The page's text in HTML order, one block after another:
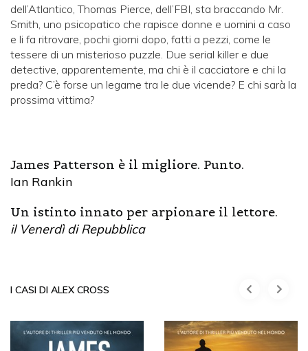
dell’Atlantico, Thomas Pierce, dell’FBI, sta braccando Mr.
Smith, uno psicopatico che rapisce donne e uomini a caso
e li fa ritrovare, pochi giorni dopo, fatti a pezzi, come le
tessere di un misterioso puzzle. Due serial killer e due
detective, apparentemente, ma chi è il cacciatore e chi la
preda? C’è forse un legame tra le due vicende? E chi sarà la
prossima vittima?
James Patterson è il migliore. Punto.
Ian Rankin
Un istinto innato per arpionare il lettore.
il Venerdì di Repubblica
I CASI DI ALEX CROSS